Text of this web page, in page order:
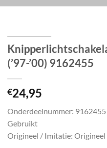
(’97-’00) 9162455
€24,95
Onderdeelnummer: 9162455
Gebruikt
Origineel / Imitatie: Origineel